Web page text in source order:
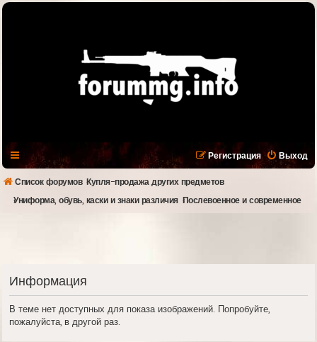
Выход
Регистрация
Список форумов Купля-продажа других предметов
Униформа, обувь, каски и знаки различия Послевоенное и современное
Информация
В теме нет доступных для показа изображений. Попробуйте,
пожалуйста, в другой раз.